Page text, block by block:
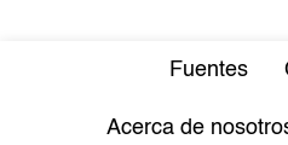
Fuentes
Acerca de